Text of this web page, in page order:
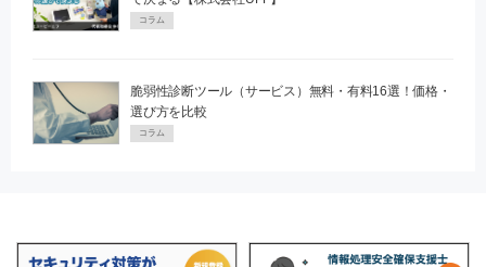
コラム
脆弱性診断ツール（サービス）無料・有料16選！価格・
選び方を比較
コラム